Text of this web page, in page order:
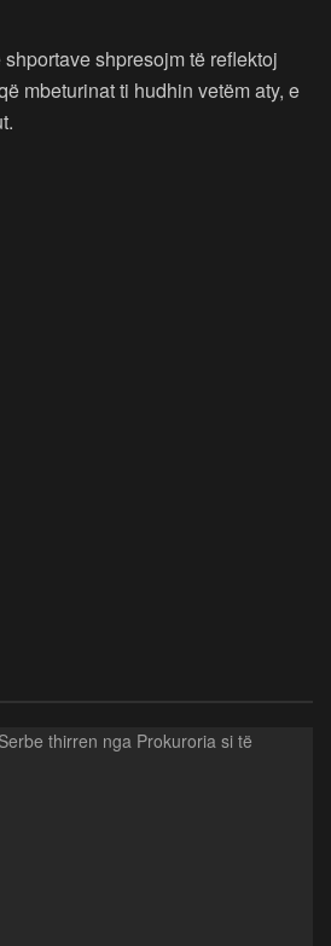
shpresojm të reflektoj
mbeturinat ti hudhin vetëm aty, e